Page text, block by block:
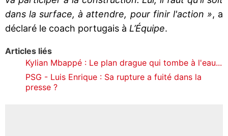
dans la surface, à attendre, pour finir l'action », a
déclaré le coach portugais à L’Équipe.
Articles liés
Kylian Mbappé : Le plan drague qui tombe à l'eau...
PSG - Luis Enrique : Sa rupture a fuité dans la
presse ?